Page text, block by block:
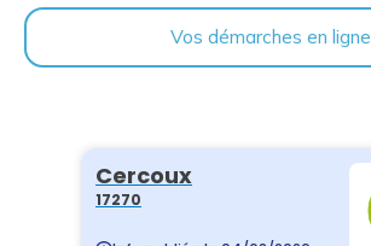
Vos démarches en ligne